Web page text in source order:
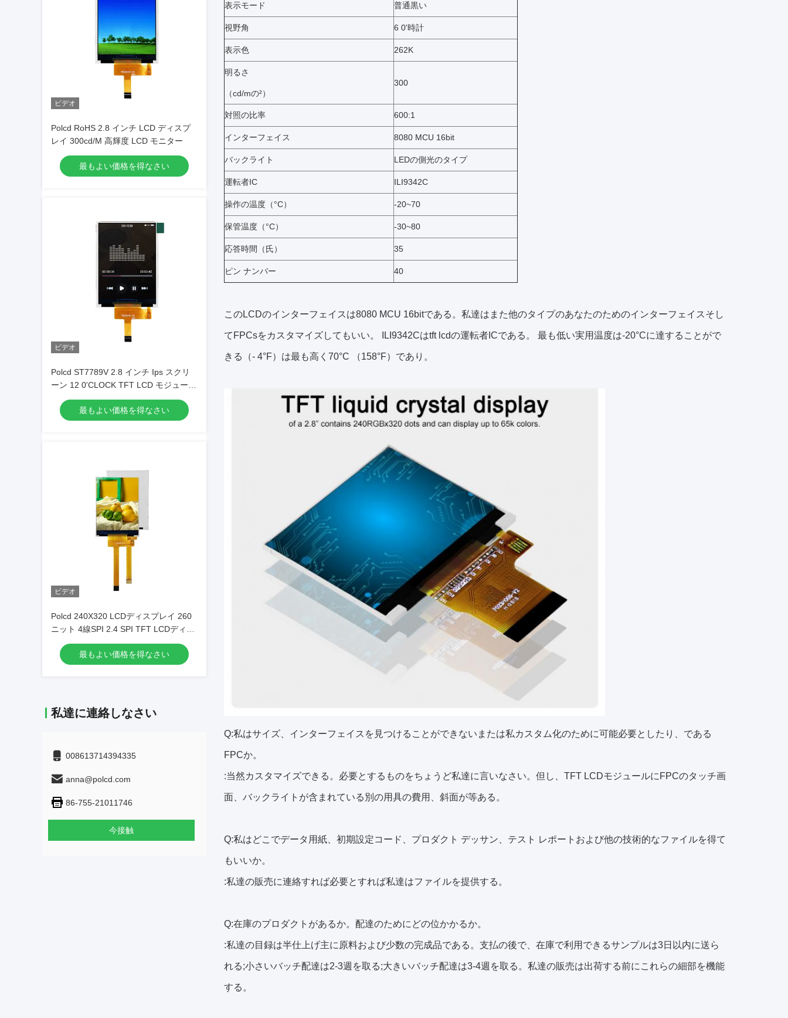
ビデオ
Polcd RoHS 2.8 インチ LCD ディスプ
レイ 300cd/M 高輝度 LCD モニター
最もよい価格を得なさい
ビデオ
Polcd ST7789V 2.8 インチ Ips スクリ
ーン 12 0'CLOCK TFT LCD モジュール
ISO9001
最もよい価格を得なさい
ビデオ
Polcd 240X320 LCDディスプレイ 260
ニット 4線SPI 2.4 SPI TFT LCDディス
プレイ
最もよい価格を得なさい
私達に連絡しなさい
008613714394335
anna@polcd.com
86-755-21011746
今接触
表示モード 普通黒い
視野角 6 0'時計
表示色 262K
明るさ
（cd/mの²）
300
対照の比率 600:1
インターフェイス 8080 MCU 16bit
バックライト LEDの側光のタイプ
運転者IC ILI9342C
操作の温度（°C） -20~70
保管温度（°C） -30~80
応答時間（氏） 35
ピン ナンバー 40
このLCDのインターフェイスは8080 MCU 16bitである。私達はまた他のタイプのあなたのためのインターフェイスそし
てFPCsをカスタマイズしてもいい。 ILI9342Cはtft lcdの運転者ICである。 最も低い実用温度は-20°Cに達することがで
きる（- 4°F）は最も高く70°C （158°F）であり。
Q:私はサイズ、インターフェイスを見つけることができないまたは私カスタム化のために可能必要としたり、である
FPCか。
:当然カスタマイズできる。必要とするものをちょうど私達に言いなさい。但し、TFT LCDモジュールにFPCのタッチ画
面、バックライトが含まれている別の用具の費用、斜面が等ある。
Q:私はどこでデータ用紙、初期設定コード、プロダクト デッサン、テスト レポートおよび他の技術的なファイルを得て
もいいか。
:私達の販売に連絡すれば必要とすれば私達はファイルを提供する。
Q:在庫のプロダクトがあるか。配達のためにどの位かかるか。
:私達の目録は半仕上げ主に原料および少数の完成品である。支払の後で、在庫で利用できるサンプルは3日以内に送ら
れる;小さいバッチ配達は2-3週を取る;大きいバッチ配達は3-4週を取る。私達の販売は出荷する前にこれらの細部を機能
する。